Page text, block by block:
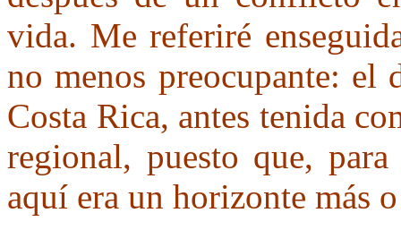
vida. Me referiré
no menos preocupante:
Costa Rica, antes tenida
regional, puesto que,
aquí era un horizonte más